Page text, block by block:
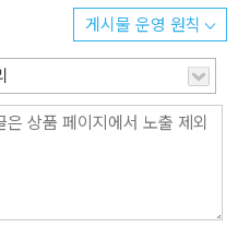
를 통해 생각지도 못한 제안을
않던 「칠색섬광」이라는 게임의
겠냐는 것. 이에 흥미를 느낀 나
께 게임 세계관을 바탕으로 한
년 마비노기 오픈베타 당시
을 모티프로 차용한 게임 호
게시물 운영 원칙